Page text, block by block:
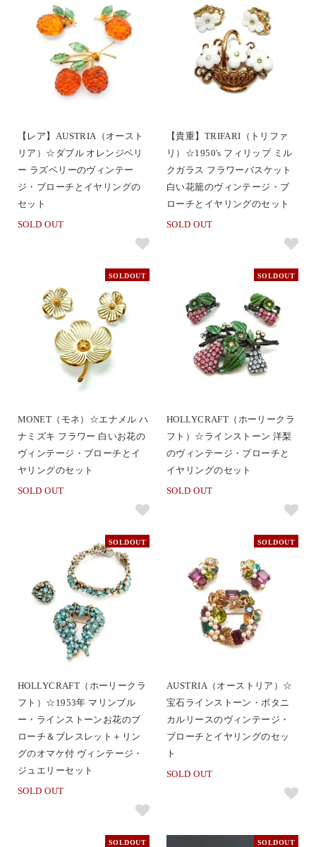
【レア】AUSTRIA（オースト
リア）☆ダブル オレンジベリ
ー ラズベリーのヴィンテー
ジ・ブローチとイヤリングの
セット
SOLD OUT
【貴重】TRIFARI（トリファ
リ）☆1950's フィリップ ミル
クガラス フラワーバスケット
白い花籠のヴィンテージ・ブ
ローチとイヤリングのセット
SOLD OUT
SOLDOUT
MONET（モネ）☆エナメル ハ
ナミズキ フラワー 白いお花の
ヴィンテージ・ブローチとイ
ヤリングのセット
SOLD OUT
SOLDOUT
HOLLYCRAFT（ホーリークラ
フト）☆ラインストーン 洋梨
のヴィンテージ・ブローチと
イヤリングのセット
SOLD OUT
SOLDOUT
HOLLYCRAFT（ホーリークラ
フト）☆1953年 マリンブル
ー・ラインストーンお花のブ
ローチ＆ブレスレット＋リン
グのオマケ付 ヴィンテージ・
ジュエリーセット
SOLD OUT
SOLDOUT
AUSTRIA（オーストリア）☆
宝石ラインストーン・ボタニ
カルリースのヴィンテージ・
ブローチとイヤリングのセッ
ト
SOLD OUT
SOLDOUT SOLDOUT